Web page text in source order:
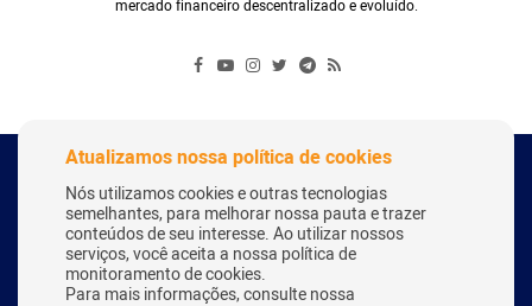
mercado financeiro descentralizado e evoluído.
Copyright Webitcoin 2018 - Todos os Direitos Reservados
Desenvolvido por: Herick Correa
Atualizamos nossa política de cookies
Nós utilizamos cookies e outras tecnologias
semelhantes, para melhorar nossa pauta e trazer
conteúdos de seu interesse. Ao utilizar nossos
serviços, você aceita a nossa política de
monitoramento de cookies.
Para mais informações, consulte nossa